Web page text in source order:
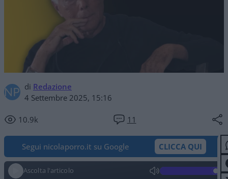
di Redazione
4 Settembre 2025, 15:16
10.9k 11
Segui nicolaporro.it su Google CLICCA QUI
Ascolta l'articolo